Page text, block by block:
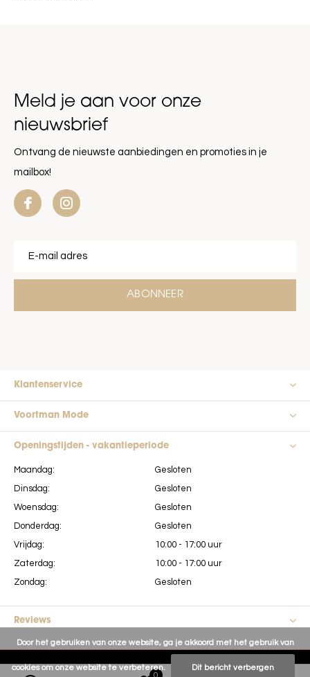
Meld je aan voor onze
nieuwsbrief
Ontvang de nieuwste aanbiedingen en promoties in je
mailbox!
ABONNEER
Klantenservice
Voortman Mode
Openingstijden - vakantieperiode
Maandag:
Dinsdag:
Woensdag:
Donderdag:
Vrijdag:
Zaterdag:
Zondag:
Gesloten
Gesloten
Gesloten
Gesloten
10:00 - 17:00 uur
10:00 - 17:00 uur
Gesloten
Reviews
Door het gebruiken van onze website, ga je akkoord met het gebruik van
cookies om onze website te verbeteren. Dit bericht verbergen